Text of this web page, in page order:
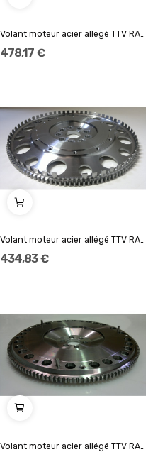
Volant moteur acier allégé TTV RACING 184mm...
478,17 €
Volant moteur acier allégé TTV RACING 184mm...
434,83 €
Volant moteur acier allégé TTV RACING to fit...